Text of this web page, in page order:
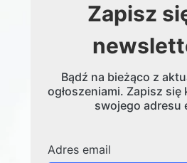
Zapisz
Bądź na bieżąco z
ogłoszeniami. Zapisz
swojego adresu
Adres email